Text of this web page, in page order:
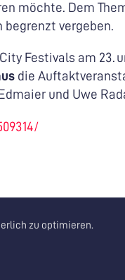
zu optimieren.
möchte. Dem
begrenzt vergeben.
Festivals am 23.
die
und Uwe